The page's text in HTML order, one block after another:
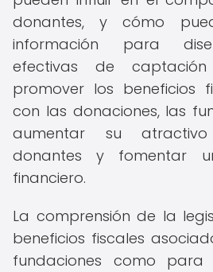
donantes, y cómo
información para
efectivas de
promover los beneficios
con las donaciones, las
aumentar su
donantes y fomentar
financiero.
La comprensión de la
beneficios fiscales
fundaciones como